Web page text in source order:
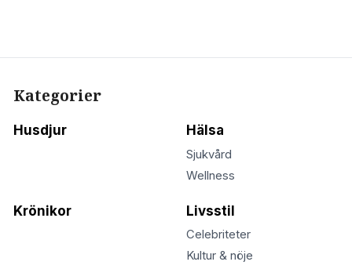
Kategorier
Husdjur Hälsa
Sjukvård
Wellness
Krönikor Livsstil
Celebriteter
Kultur & nöje